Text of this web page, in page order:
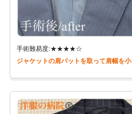
手術難易度:★★★★☆
ジャケットの肩パットを取って肩幅を